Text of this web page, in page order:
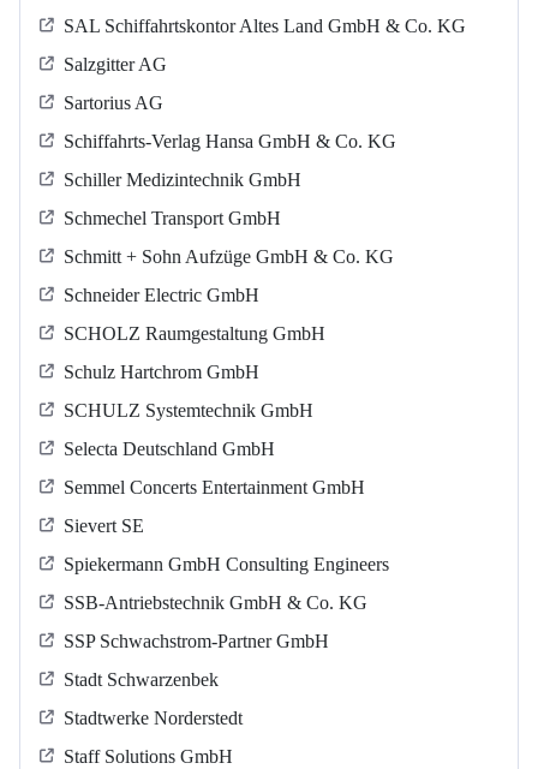
SAL Schiffahrtskontor Altes Land GmbH & Co. KG
Salzgitter AG
Sartorius AG
Schiffahrts-Verlag Hansa GmbH & Co. KG
Schiller Medizintechnik GmbH
Schmechel Transport GmbH
Schmitt + Sohn Aufzüge GmbH & Co. KG
Schneider Electric GmbH
SCHOLZ Raumgestaltung GmbH
Schulz Hartchrom GmbH
SCHULZ Systemtechnik GmbH
Selecta Deutschland GmbH
Semmel Concerts Entertainment GmbH
Sievert SE
Spiekermann GmbH Consulting Engineers
SSB-Antriebstechnik GmbH & Co. KG
SSP Schwachstrom-Partner GmbH
Stadt Schwarzenbek
Stadtwerke Norderstedt
Staff Solutions GmbH